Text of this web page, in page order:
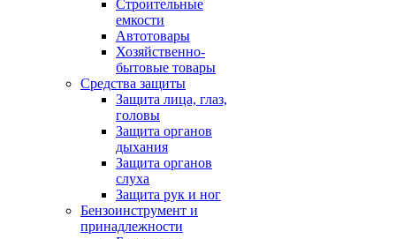
Строительные
емкости
Автотовары
Хозяйственно-
бытовые товары
Средства защиты
Защита лица, глаз,
головы
Защита органов
дыхания
Защита органов
слуха
Защита рук и ног
Бензоинструмент и
принадлежности